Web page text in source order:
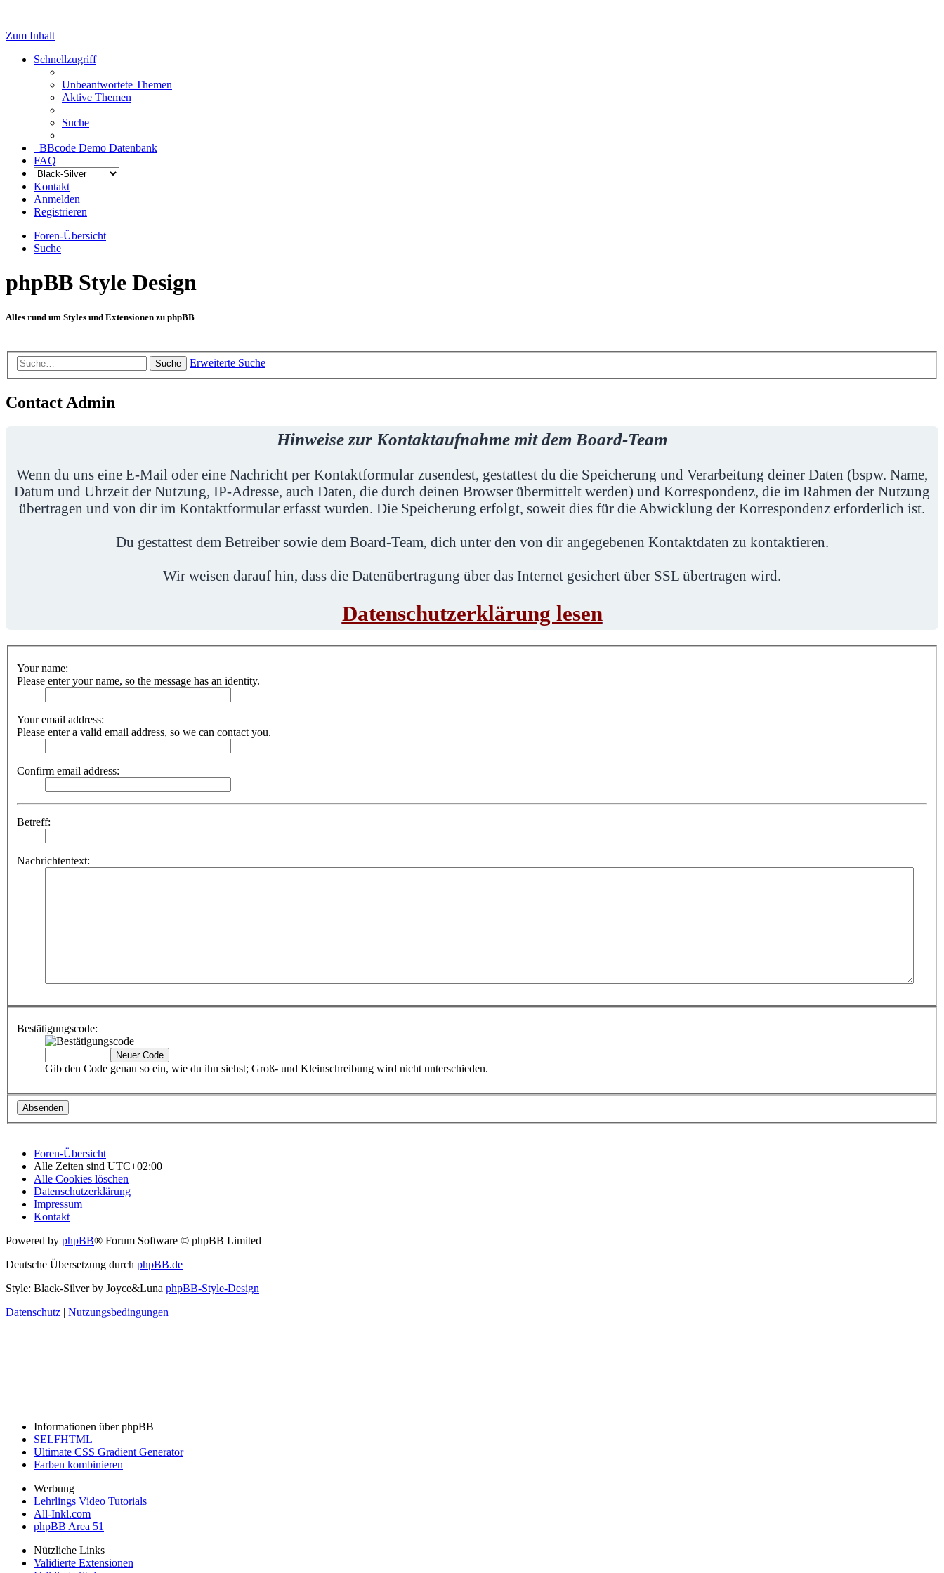
Zum Inhalt
Schnellzugriff
Unbeantwortete Themen
Aktive Themen
Suche
BBcode Demo Datenbank
FAQ
Kontakt
Anmelden
Registrieren
Foren-Übersicht
Suche
phpBB Style Design
Alles rund um Styles und Extensionen zu phpBB
Suche Erweiterte Suche
Contact Admin
Hinweise zur Kontaktaufnahme mit dem Board-Team
Wenn du uns eine E-Mail oder eine Nachricht per Kontaktformular zusendest, gestattest du die Speicherung und Verarbeitung deiner Daten (bspw. Name,
Datum und Uhrzeit der Nutzung, IP-Adresse, auch Daten, die durch deinen Browser übermittelt werden) und Korrespondenz, die im Rahmen der Nutzung
übertragen und von dir im Kontaktformular erfasst wurden. Die Speicherung erfolgt, soweit dies für die Abwicklung der Korrespondenz erforderlich ist.
Du gestattest dem Betreiber sowie dem Board-Team, dich unter den von dir angegebenen Kontaktdaten zu kontaktieren.
Wir weisen darauf hin, dass die Datenübertragung über das Internet gesichert über SSL übertragen wird.
Datenschutzerklärung lesen
Your name:
Please enter your name, so the message has an identity.
Your email address:
Please enter a valid email address, so we can contact you.
Confirm email address:
Betreff:
Nachrichtentext:
Bestätigungscode:
Gib den Code genau so ein, wie du ihn siehst; Groß- und Kleinschreibung wird nicht unterschieden.
Foren-Übersicht
Alle Zeiten sind UTC+02:00
Alle Cookies löschen
Datenschutzerklärung
Impressum
Kontakt
Powered by phpBB® Forum Software © phpBB Limited
Deutsche Übersetzung durch phpBB.de
Style: Black-Silver by Joyce&Luna phpBB-Style-Design
Datenschutz | Nutzungsbedingungen
Informationen über phpBB
SELFHTML
Ultimate CSS Gradient Generator
Farben kombinieren
Werbung
Lehrlings Video Tutorials
All-Inkl.com
phpBB Area 51
Nützliche Links
Validierte Extensionen